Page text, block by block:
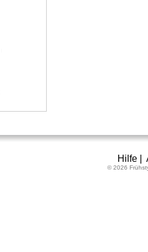
Hilfe|
© 2026